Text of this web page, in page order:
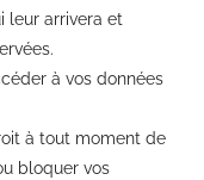
leur arrivera et
à vos données
à tout moment de
bloquer vos